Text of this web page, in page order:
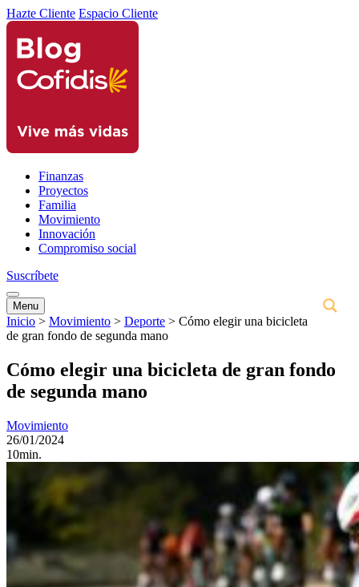
Hazte Cliente Espacio Cliente
Finanzas
Proyectos
Familia
Movimiento
Innovación
Compromiso social
Suscríbete
Menu
Inicio > Movimiento > Deporte > Cómo elegir una bicicleta
de gran fondo de segunda mano
Cómo elegir una bicicleta de gran fondo
de segunda mano
Movimiento
26/01/2024
10min.